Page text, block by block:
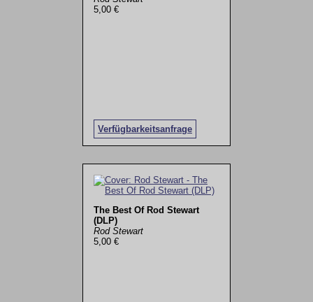
5,00 €
Verfügbarkeitsanfrage
The Best Of Rod Stewart
(DLP)
Rod Stewart
5,00 €